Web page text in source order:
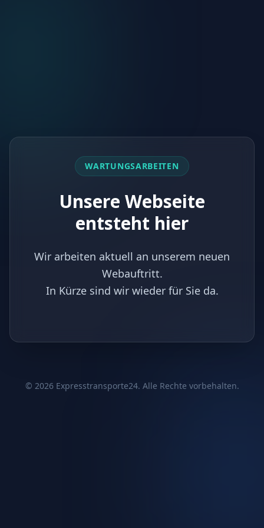
WARTUNGSARBEITEN
Unsere Webseite
entsteht hier
Wir arbeiten aktuell an unserem neuen
Webauftritt.
In Kürze sind wir wieder für Sie da.
© 2026Expresstransporte24. Alle Rechte vorbehalten.